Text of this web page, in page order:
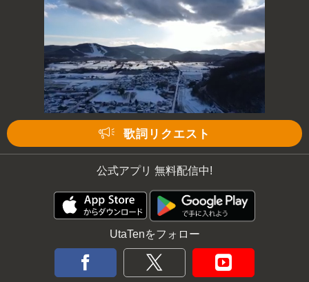
歌詞リクエスト
公式アプリ 無料配信中!
UtaTenをフォロー